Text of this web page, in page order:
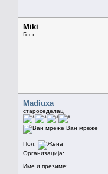
Miki
Гост
Madiuxa
староседелац
Ван мреже
Пол:
Организација:
Име и презиме: